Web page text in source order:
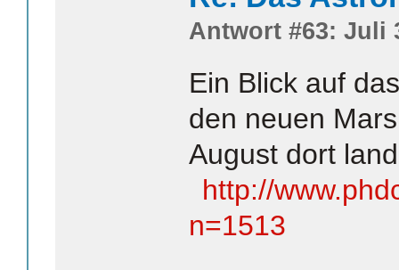
Antwort #63: Juli
Ein Blick auf
den neuen
August dort
http://
n=1513